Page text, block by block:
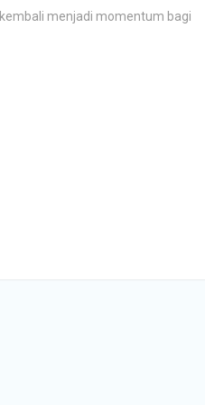
menjadi momentum bagi